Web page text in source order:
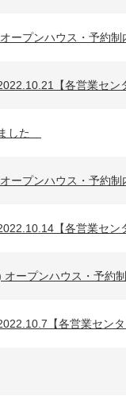
ープンハウス・予約制
【各営業セン
した
ープンハウス・予約制
【各営業セン
ープンハウス・予約
【各営業センタ